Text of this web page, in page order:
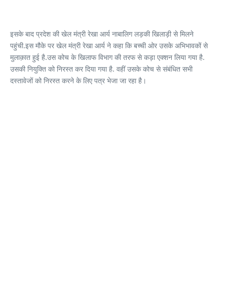
इसके बाद प्रदेश की खेल मंत्री रेखा आर्य नाबालिग लड़की खिलाड़ी से मिलने
पहुंची.इस मौके पर खेल मंत्री रेखा आर्य ने कहा कि बच्ची ओर उसके अभिभावकों से
मुलाक़ात हुई है.उस कोच के खिलाफ विभाग की तरफ से कड़ा एक्शन लिया गया है.
उसकी नियुक्ति को निरस्त कर दिया गया है. वहीं उसके कोच से संबंधित सभी
दस्तावेजों को निरस्त करने के लिए पत्र भेजा जा रहा है।